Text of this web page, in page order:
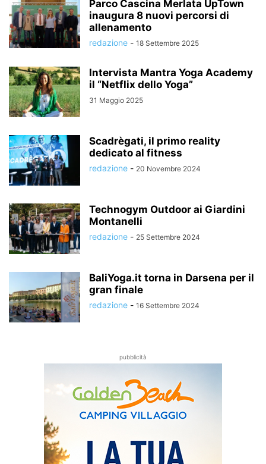
Parco Cascina Merlata UpTown
inaugura 8 nuovi percorsi di
allenamento
redazione - 18 Settembre 2025
Intervista Mantra Yoga Academy
il “Netflix dello Yoga”
31 Maggio 2025
Scadrègati, il primo reality
dedicato al fitness
redazione - 20 Novembre 2024
Technogym Outdoor ai Giardini
Montanelli
redazione - 25 Settembre 2024
BaliYoga.it torna in Darsena per il
gran finale
redazione - 16 Settembre 2024
pubblicità